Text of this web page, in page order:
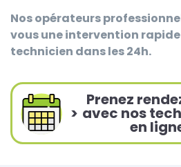
Nos opérateurs
vous une intervention rapide
technicien dans les 24h.
>
Prenez
avec nos
en